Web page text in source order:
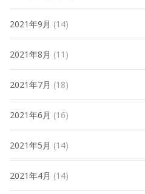
2021年9月 (14)
2021年8月 (11)
2021年7月 (18)
2021年6月 (16)
2021年5月 (14)
2021年4月 (14)